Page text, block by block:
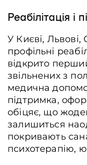
Реабілітація і
У Києві, Львові,
профільні
відкрито
звільнених з
медична
підтримка,
обіцяє, що
залишиться
покривають
психотерапію,